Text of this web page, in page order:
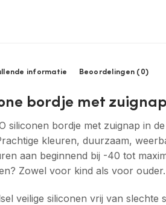
informatie Beoordelingen (0)
bordje met
siliconen bordje met zuignap in
kleuren, duurzaam,
aan beginnend bij -40 tot
Zowel voor kind als voor
veilige siliconen vrij van